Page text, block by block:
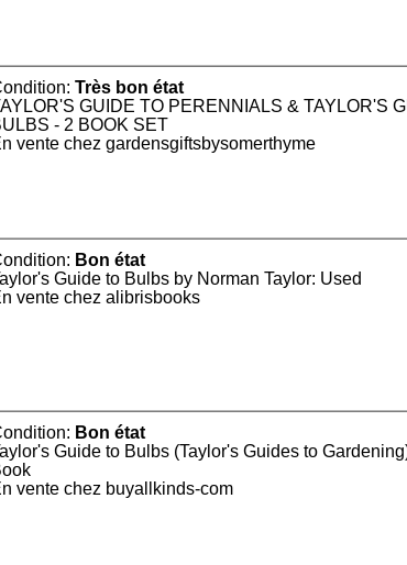
Très bon état
GUIDE TO PERENNIALS & TAYLOR'S
- 2 BOOK SET
vente chez gardensgiftsbysomerthyme
Bon état
Guide to Bulbs by Norman Taylor: Used
vente chez alibrisbooks
Bon état
Guide to Bulbs (Taylor's Guides to
vente chez buyallkinds-com